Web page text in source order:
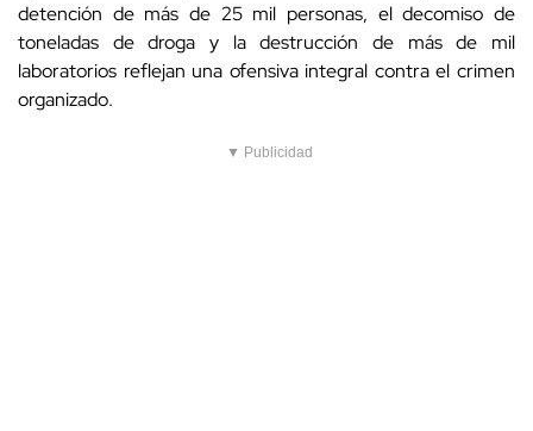
detención de más de 25 mil personas, el decomiso de
toneladas de droga y la destrucción de más de mil
laboratorios reflejan una ofensiva integral contra el crimen
organizado.
▼ Publicidad